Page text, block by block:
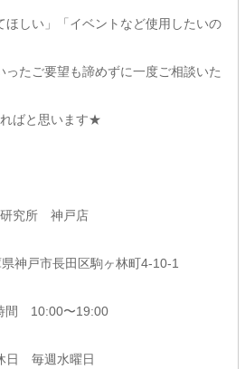
ほしい」「イベントなど使用したいの
ったご要望も諦めずに一度ご相談いた
ばと思います★
究所 神戸店
神戸市長田区駒ヶ林町4-10-1
間 10:00〜19:00
日 毎週水曜日